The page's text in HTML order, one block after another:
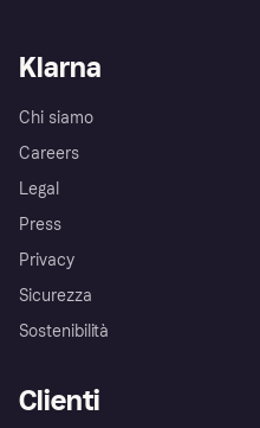
Klarna
Chi siamo
Careers
Legal
Press
Privacy
Sicurezza
Sostenibilità
Clienti